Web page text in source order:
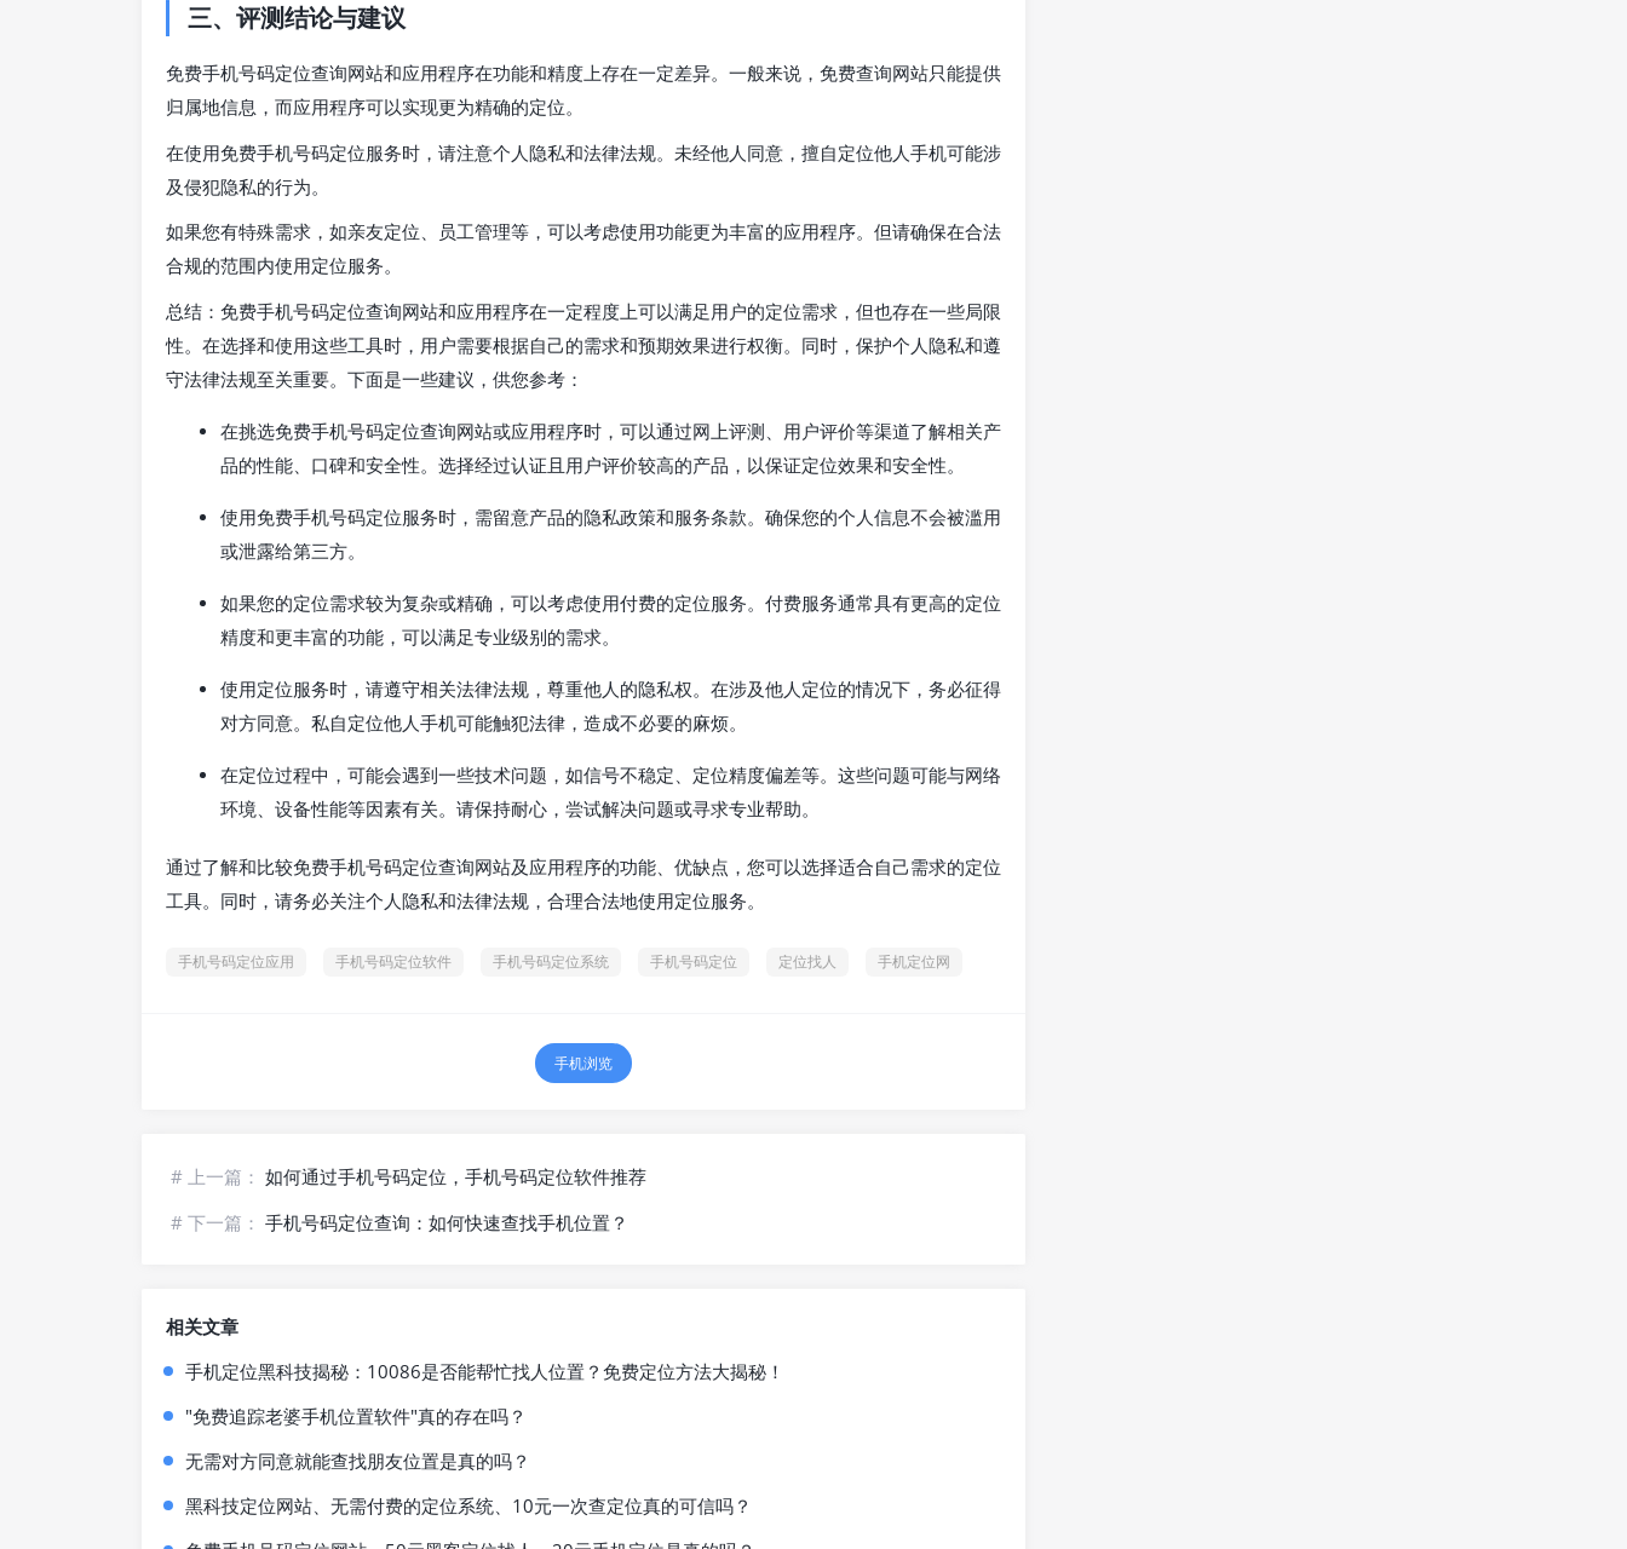
三、评测结论与建议
免费手机号码定位查询网站和应用程序在功能和精度上存在一定差异。一般来说，免费查询网站只能提供
归属地信息，而应用程序可以实现更为精确的定位。
在使用免费手机号码定位服务时，请注意个人隐私和法律法规。未经他人同意，擅自定位他人手机可能涉
及侵犯隐私的行为。
如果您有特殊需求，如亲友定位、员工管理等，可以考虑使用功能更为丰富的应用程序。但请确保在合法
合规的范围内使用定位服务。
总结：免费手机号码定位查询网站和应用程序在一定程度上可以满足用户的定位需求，但也存在一些局限
性。在选择和使用这些工具时，用户需要根据自己的需求和预期效果进行权衡。同时，保护个人隐私和遵
守法律法规至关重要。下面是一些建议，供您参考：
在挑选免费手机号码定位查询网站或应用程序时，可以通过网上评测、用户评价等渠道了解相关产
品的性能、口碑和安全性。选择经过认证且用户评价较高的产品，以保证定位效果和安全性。
使用免费手机号码定位服务时，需留意产品的隐私政策和服务条款。确保您的个人信息不会被滥用
或泄露给第三方。
如果您的定位需求较为复杂或精确，可以考虑使用付费的定位服务。付费服务通常具有更高的定位
精度和更丰富的功能，可以满足专业级别的需求。
使用定位服务时，请遵守相关法律法规，尊重他人的隐私权。在涉及他人定位的情况下，务必征得
对方同意。私自定位他人手机可能触犯法律，造成不必要的麻烦。
在定位过程中，可能会遇到一些技术问题，如信号不稳定、定位精度偏差等。这些问题可能与网络
环境、设备性能等因素有关。请保持耐心，尝试解决问题或寻求专业帮助。
通过了解和比较免费手机号码定位查询网站及应用程序的功能、优缺点，您可以选择适合自己需求的定位
工具。同时，请务必关注个人隐私和法律法规，合理合法地使用定位服务。
手机号码定位应用 手机号码定位软件 手机号码定位系统 手机号码定位 定位找人 手机定位网
手机浏览
# 上一篇： 如何通过手机号码定位，手机号码定位软件推荐
# 下一篇： 手机号码定位查询：如何快速查找手机位置？
相关文章
手机定位黑科技揭秘：10086是否能帮忙找人位置？免费定位方法大揭秘！
"免费追踪老婆手机位置软件"真的存在吗？
无需对方同意就能查找朋友位置是真的吗？
黑科技定位网站、无需付费的定位系统、10元一次查定位真的可信吗？